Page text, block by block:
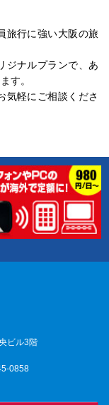
旅行に強い大阪の旅
ジナルプランで、あ
す。
気軽にご相談くださ
ビル3階
0858